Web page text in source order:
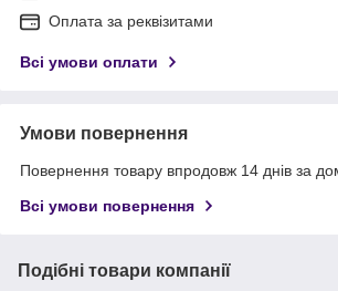
Оплата за реквізитами
Всі умови оплати
Умови повернення
Повернення товару впродовж 14 днів за
Всі умови повернення
Подібні товари компанії